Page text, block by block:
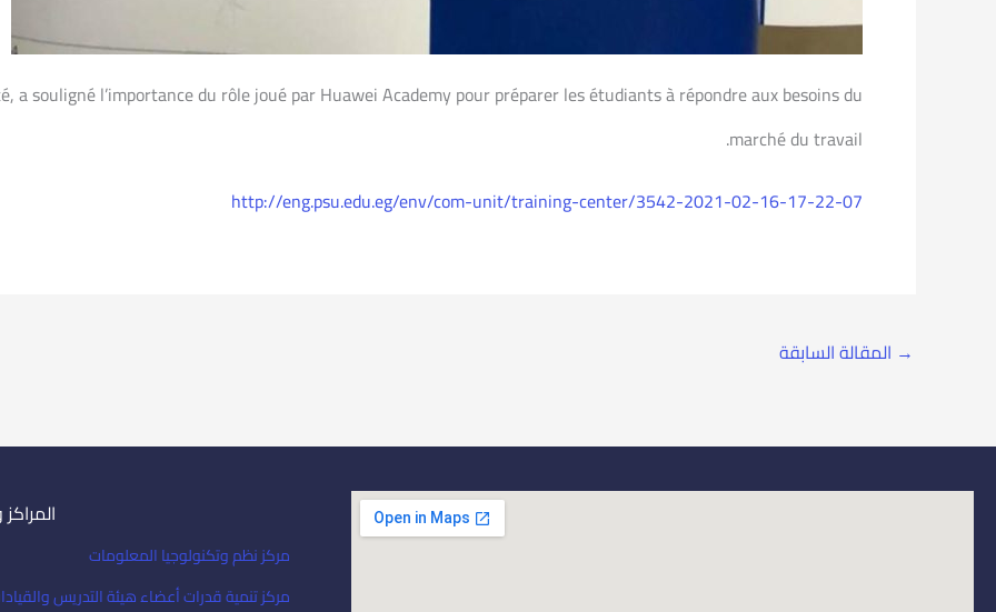
a souligné l’importance du rôle joué par Huawei Academy pour préparer les étudiants à répondre aux besoins du
marché du travail.
http://eng.psu.edu.eg/env/com-unit/training-center/3542-2021-02-16-17-22-07
→ المقالة السابقة
مركز نظم وتكنولوجيا المعلومات
مركز تنمية قدرات أعضاء هيئة التدريس